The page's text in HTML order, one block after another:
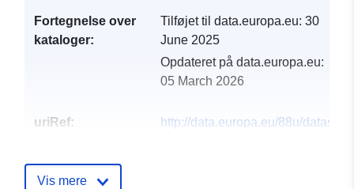
Fortegnelse over
kataloger:
Tilføjet til data.europa.eu: 30
June 2025
Opdateret på data.europa.eu:
05 March 2026
uriRef:
http://data.europa.eu/88u/
Vis mere